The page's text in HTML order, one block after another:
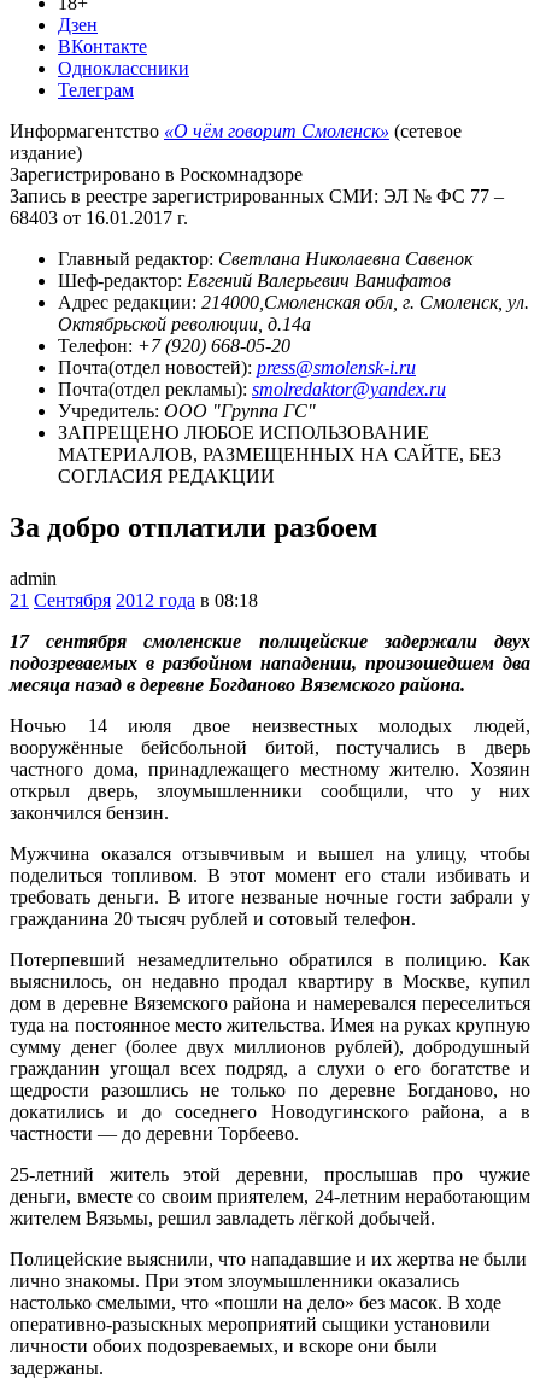
Дзен
ВКонтакте
Одноклассники
Телеграм
Информагентство «О чём говорит Смоленск» (сетевое
издание)
Зарегистрировано в Роскомнадзоре
Запись в реестре зарегистрированных СМИ: ЭЛ № ФС 77 –
68403 от 16.01.2017 г.
Главный редактор: Светлана Николаевна Савенок
Шеф-редактор: Евгений Валерьевич Ванифатов
Адрес редакции: 214000,Смоленская обл, г. Смоленск, ул.
Октябрьской революции, д.14а
Телефон: +7 (920) 668-05-20
Почта(отдел новостей): press@smolensk-i.ru
Почта(отдел рекламы): smolredaktor@yandex.ru
Учредитель: ООО "Группа ГС"
ЗАПРЕЩЕНО ЛЮБОЕ ИСПОЛЬЗОВАНИЕ
МАТЕРИАЛОВ, РАЗМЕЩЕННЫХ НА САЙТЕ, БЕЗ
СОГЛАСИЯ РЕДАКЦИИ
За добро отплатили разбоем
admin
21 Сентября 2012 года в 08:18
17 сентября смоленские полицейские задержали двух
подозреваемых в разбойном нападении, произошедшем два
месяца назад в деревне Богданово Вяземского района.
Ночью 14 июля двое неизвестных молодых людей,
вооружённые бейсбольной битой, постучались в дверь
частного дома, принадлежащего местному жителю. Хозяин
открыл дверь, злоумышленники сообщили, что у них
закончился бензин.
Мужчина оказался отзывчивым и вышел на улицу, чтобы
поделиться топливом. В этот момент его стали избивать и
требовать деньги. В итоге незваные ночные гости забрали у
гражданина 20 тысяч рублей и сотовый телефон.
Потерпевший незамедлительно обратился в полицию. Как
выяснилось, он недавно продал квартиру в Москве, купил
дом в деревне Вяземского района и намеревался переселиться
туда на постоянное место жительства. Имея на руках крупную
сумму денег (более двух миллионов рублей), добродушный
гражданин угощал всех подряд, а слухи о его богатстве и
щедрости разошлись не только по деревне Богданово, но
докатились и до соседнего Новодугинского района, а в
частности — до деревни Торбеево.
25-летний житель этой деревни, прослышав про чужие
деньги, вместе со своим приятелем, 24-летним неработающим
жителем Вязьмы, решил завладеть лёгкой добычей.
Полицейские выяснили, что нападавшие и их жертва не были
лично знакомы. При этом злоумышленники оказались
настолько смелыми, что «пошли на дело» без масок. В ходе
оперативно-разыскных мероприятий сыщики установили
личности обоих подозреваемых, и вскоре они были
задержаны.